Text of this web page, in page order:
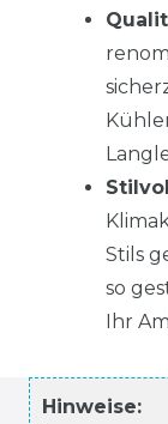
Stils
so
Ihr
Hinweise: